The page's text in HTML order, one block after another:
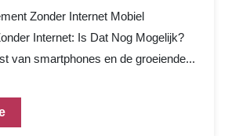
Zonder Internet Mobiel
Internet: Is Dat Nog Mogelijk?
van smartphones en de groeiende...